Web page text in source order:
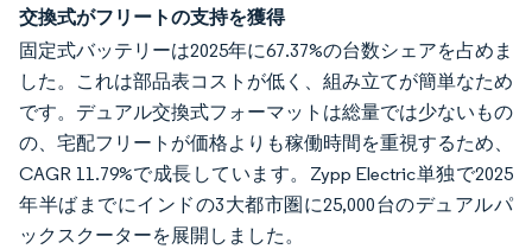
交換式がフリートの支持を獲得
固定式バッテリーは2025年に67.37%の台数シェアを占めま
した。これは部品表コストが低く、組み立てが簡単なため
です。デュアル交換式フォーマットは総量では少ないもの
の、宅配フリートが価格よりも稼働時間を重視するため、
CAGR 11.79%で成長しています。Zypp Electric単独で2025
年半ばまでにインドの3大都市圏に25,000台のデュアルパ
ックスクーターを展開しました。